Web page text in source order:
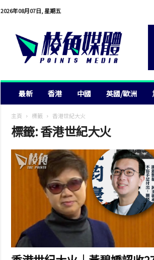
2026年08月07日, 星期五
最新 香港 中國 英國/歐洲
主頁 標籤 香港世紀大火
標籤: 香港世紀大火